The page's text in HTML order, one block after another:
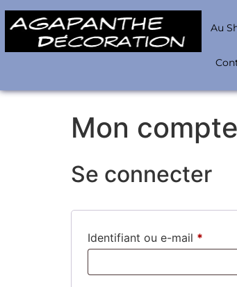
Au
Mon compte
Se connecter
Identifiant ou e-mail *